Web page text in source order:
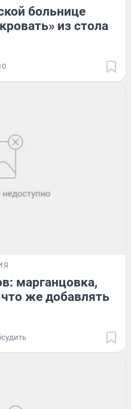
больнице
из стола
марганцовка,
же добавлять